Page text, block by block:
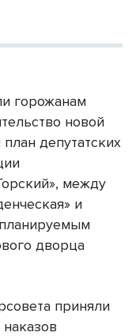
горожанам
новой
депутатских
между
и
дворца
приняли